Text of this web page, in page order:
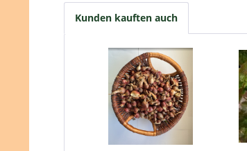
Kunden kauften auch